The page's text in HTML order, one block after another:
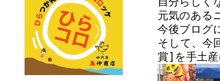
元気のある
今後ブログ
そして、 今
賞]を手土